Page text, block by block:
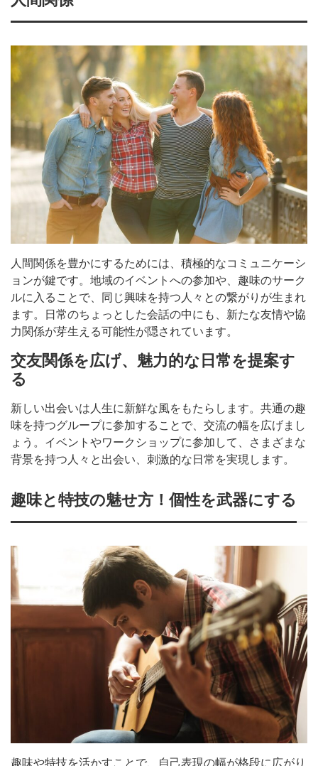
人間関係を豊かにするためには、積極的なコミュニケーシ
ョンが鍵です。地域のイベントへの参加や、趣味のサーク
ルに入ることで、同じ興味を持つ人々との繋がりが生まれ
ます。日常のちょっとした会話の中にも、新たな友情や協
力関係が芽生える可能性が隠されています。
交友関係を広げ、魅力的な日常を提案す
る
新しい出会いは人生に新鮮な風をもたらします。共通の趣
味を持つグループに参加することで、交流の幅を広げまし
ょう。イベントやワークショップに参加して、さまざまな
背景を持つ人々と出会い、刺激的な日常を実現します。
趣味と特技の魅せ方！個性を武器にする
趣味や特技を活かすことで、自己表現の幅が格段に広がり